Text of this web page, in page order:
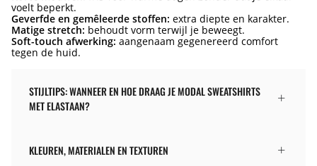
voelt beperkt.
Geverfde en gemêleerde stoffen: extra diepte en karakter.
Matige stretch: behoudt vorm terwijl je beweegt.
Soft-touch afwerking: aangenaam gegenereerd comfort
tegen de huid.
STIJLTIPS: WANNEER EN HOE DRAAG JE MODAL SWEATSHIRTS
MET ELASTAAN?
KLEUREN, MATERIALEN EN TEXTUREN